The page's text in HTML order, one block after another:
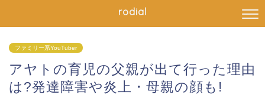
rodial
ファミリー系YouTuber
アヤトの育児の父親が出て行った理由
は?発達障害や炎上・母親の顔も!